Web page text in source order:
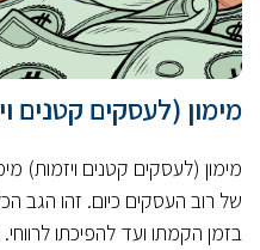
מימון (לעסקים קטנים
מימון (לעסקים קטנים
של רוב העסקים כיום. זהו הגב